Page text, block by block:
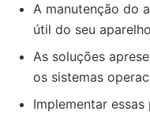
A manutenção do
útil do seu
As soluções
os sistemas
Implementar